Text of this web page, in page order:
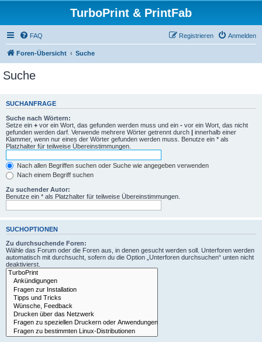
TurboPrint & PrintFab
FAQ Anmelden
Registrieren
Foren-Übersicht Suche
Suche
SUCHANFRAGE
Suche nach Wörtern:
Setze ein + vor ein Wort, das gefunden werden muss und ein - vor ein Wort, das nicht
gefunden werden darf. Verwende mehrere Wörter getrennt durch | innerhalb einer
Klammer, wenn nur eines der Wörter gefunden werden muss. Benutze ein * als
Platzhalter für teilweise Übereinstimmungen.
Nach allen Begriffen suchen oder Suche wie angegeben verwenden
Nach einem Begriff suchen
Zu suchender Autor:
Benutze ein * als Platzhalter für teilweise Übereinstimmungen.
SUCHOPTIONEN
Zu durchsuchende Foren:
Wähle das Forum oder die Foren aus, in denen gesucht werden soll. Unterforen werden
automatisch mit durchsucht, sofern du die Option „Unterforen durchsuchen“ unten nicht
deaktivierst.